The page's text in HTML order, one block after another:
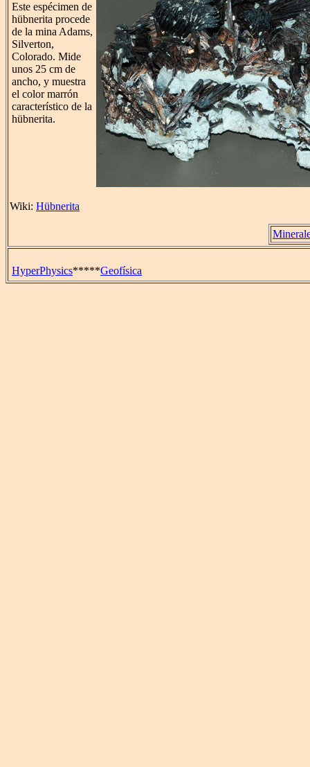
Este espécimen de
hübnerita procede
de la mina Adams,
Silverton,
Colorado. Mide
unos 25 cm de
ancho, y muestra
el color marrón
característico de la
hübnerita.
Wiki: Hübnerita
HyperPhysics*****Geofísica